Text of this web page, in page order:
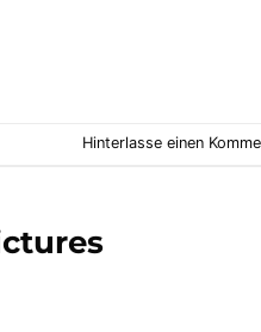
Hinterlasse einen